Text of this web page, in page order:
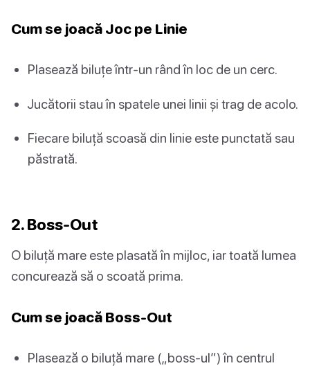
Cum se joacă Joc pe Linie
Plasează biluțe într-un rând în loc de un cerc.
Jucătorii stau în spatele unei linii și trag de acolo.
Fiecare biluță scoasă din linie este punctată sau
păstrată.
2. Boss-Out
O biluță mare este plasată în mijloc, iar toată lumea
concurează să o scoată prima.
Cum se joacă Boss-Out
Plasează o biluță mare („boss-ul”) în centrul